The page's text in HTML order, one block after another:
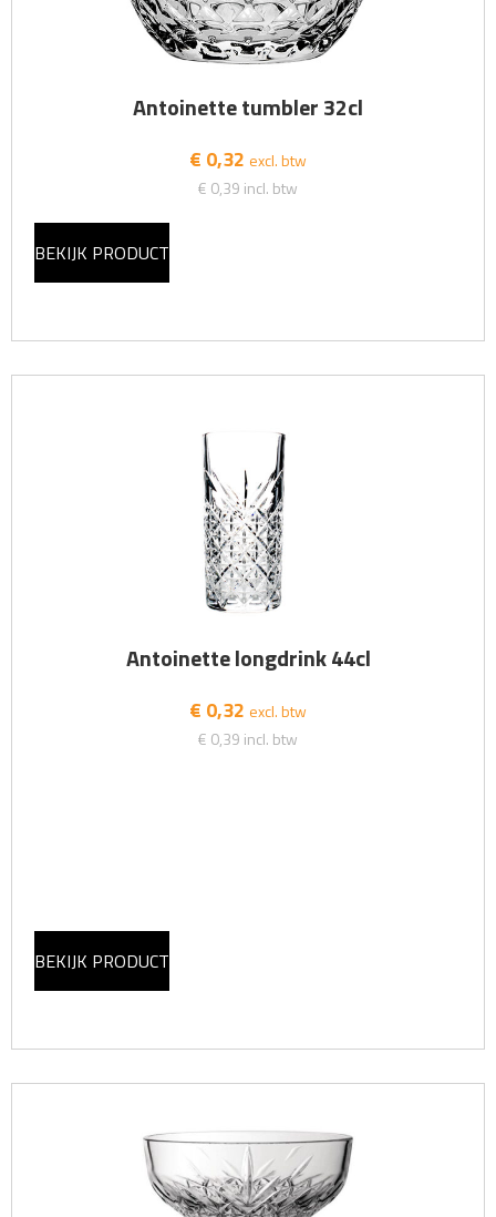
Antoinette tumbler 32cl
€ 0,32 excl. btw
€ 0,39 incl. btw
BEKIJK PRODUCT
Antoinette longdrink 44cl
€ 0,32 excl. btw
€ 0,39 incl. btw
BEKIJK PRODUCT